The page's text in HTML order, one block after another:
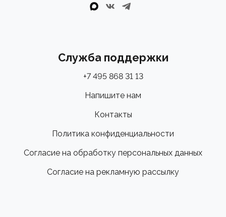
Служба поддержки
+7 495 868 31 13
Напишите нам
Контакты
Политика конфиденциальности
Согласие на обработку персональных данных
Согласие на рекламную рассылку